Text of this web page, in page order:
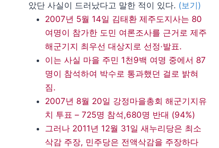
았단 사실이 드러났다고 말한 적이 있다. (보기)
2007년 5월 14일 김태환 제주도지사는 80
여명이 참가한 도민 여론조사를 근거로 제주
해군기지 최우선 대상지로 선정·발표.
이는 사실 마을 주민 1천9백 여명 중에서 87
명이 참석하여 박수로 통과했던 걸로 밝혀
짐.
2007년 8월 20일 강정마을총회 해군기지유
치 투표 – 725명 참석,680명 반대 (94%)
그러나 2011년 12월 31일 새누리당은 최소
삭감 주장, 민주당은 전액삭감을 주장하다